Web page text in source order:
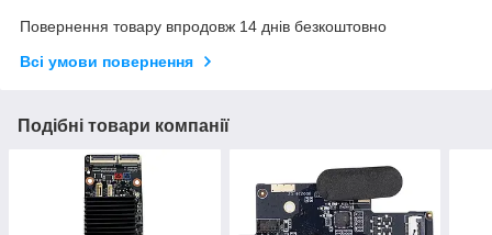
Повернення товару впродовж 14 днів безкоштовно
Всі умови повернення
Подібні товари компанії